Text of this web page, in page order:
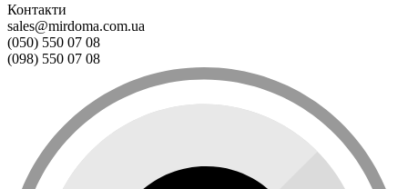
Контакти
sales@mirdoma.com.ua
(050) 550 07 08
(098) 550 07 08